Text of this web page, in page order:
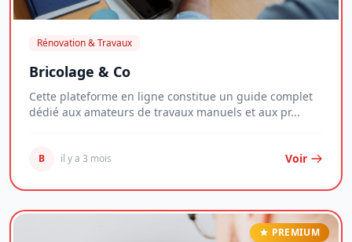
Rénovation & Travaux
Bricolage & Co
Cette plateforme en ligne constitue un guide complet
dédié aux amateurs de travaux manuels et aux pr...
B il y a 3 mois Voir
PREMIUM